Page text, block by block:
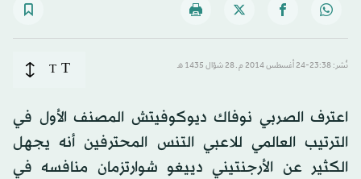
نُشر: 23:38-24 أغسطس 2014 م ـ 28 شوّال 1435 هـ T
T
اعترف الصربي نوفاك ديوكوفيتش المصنف الأول في
الترتيب العالمي للاعبي التنس المحترفين أنه يجهل
الكثير عن الأرجنتيني دييغو شوارتزمان منافسه في